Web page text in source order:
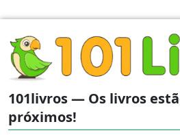
101livros — Os livros
próximos!